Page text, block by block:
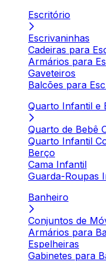
Escritório
Escrivaninhas
Cadeiras para
Armários para
Gaveteiros
Balcões para
Quarto Infantil e
Quarto de Bebê
Quarto Infantil
Berço
Cama Infantil
Guarda-Roupas
Banheiro
Conjuntos de
Armários para
Espelheiras
Gabinetes para